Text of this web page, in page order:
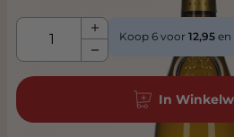
Aantal
Koop 6 voor 12,95 en
In